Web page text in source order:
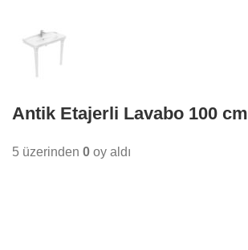
Antik Etajerli Lavabo 100 cm
5 üzerinden 0 oy aldı